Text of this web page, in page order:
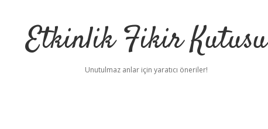
Etkinlik Fikir Kutusu
Unutulmaz anlar için yaratıcı öneriler!